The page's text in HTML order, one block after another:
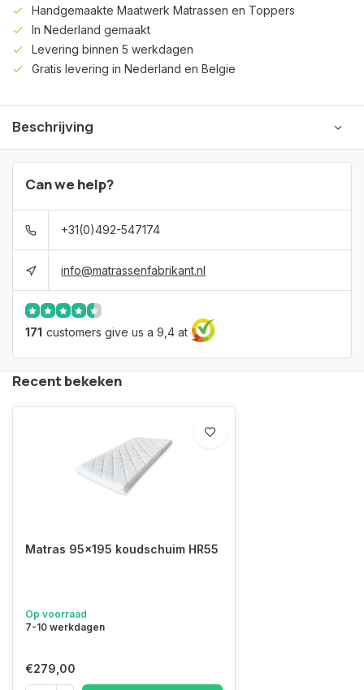
Handgemaakte Maatwerk Matrassen en Toppers
In Nederland gemaakt
Levering binnen 5 werkdagen
Gratis levering in Nederland en Belgie
Beschrijving
Can we help?
+31(0)492-547174
info@matrassenfabrikant.nl
171 customers give us a 9,4 at
Recent bekeken
Matras 95x195 koudschuim HR55
Op voorraad
7-10 werkdagen
€279,00